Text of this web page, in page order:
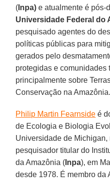
( Inpa) e atualmente é pós-
Universidade Federal do
pesquisado agentes do
políticas públicas para
gerados pelo
protegidas e comunidades
principalmente sobre
Conservação na Amazônia.
Philip Martin Fearnside é
de Ecologia e Biologia
Universidade de
pesquisador titular do
da Amazônia ( Inpa), em
desde 1978. É membro da